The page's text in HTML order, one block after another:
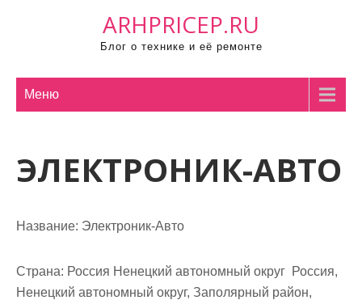
ARHPRICEP.RU
Блог о технике и её ремонте
Меню
ЭЛЕКТРОНИК-АВТО
Название: Электроник-Авто
Страна: Россия Ненецкий автономный округ Россия,
Ненецкий автономный округ, Заполярный район,